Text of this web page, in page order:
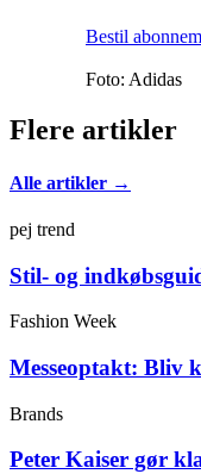
Bestil
Foto: Adidas
Flere artikler
Alle artikler →
pej trend
Stil- og
Fashion Week
Messeoptakt: Bliv
Brands
Peter Kaiser gør